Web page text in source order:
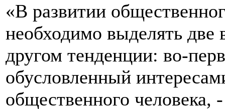
«В развитии
необходимо выделять две
другом тенденции: во-
обусловленный
общественного человека,